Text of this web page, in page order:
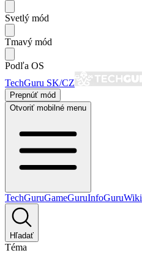
Svetlý mód
Tmavý mód
Podľa OS
TechGuru SK/CZ
Prepnúť mód
Otvoriť mobilné menu
TechGuruGameGuruInfoGuruWiki
Hľadať
Téma